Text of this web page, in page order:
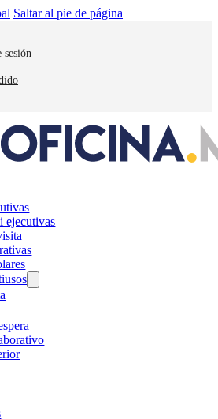
Saltar al pie de página
ejecutivas